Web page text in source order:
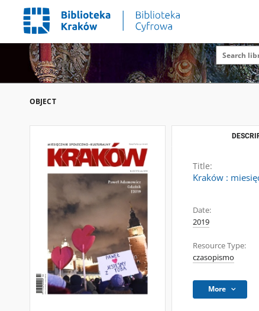
OBJECT
Title:
Kraków :
Date:
2019
Resource Type:
czasopismo
More